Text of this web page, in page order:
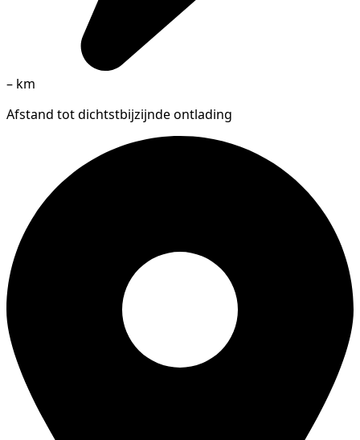
– km
Afstand tot dichtstbijzijnde ontlading